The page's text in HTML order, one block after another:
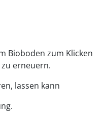
Bioboden zum Klicken
erneuern.
lassen kann